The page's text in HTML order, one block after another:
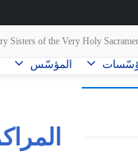
Sisters of the Very Holy
المؤسّس